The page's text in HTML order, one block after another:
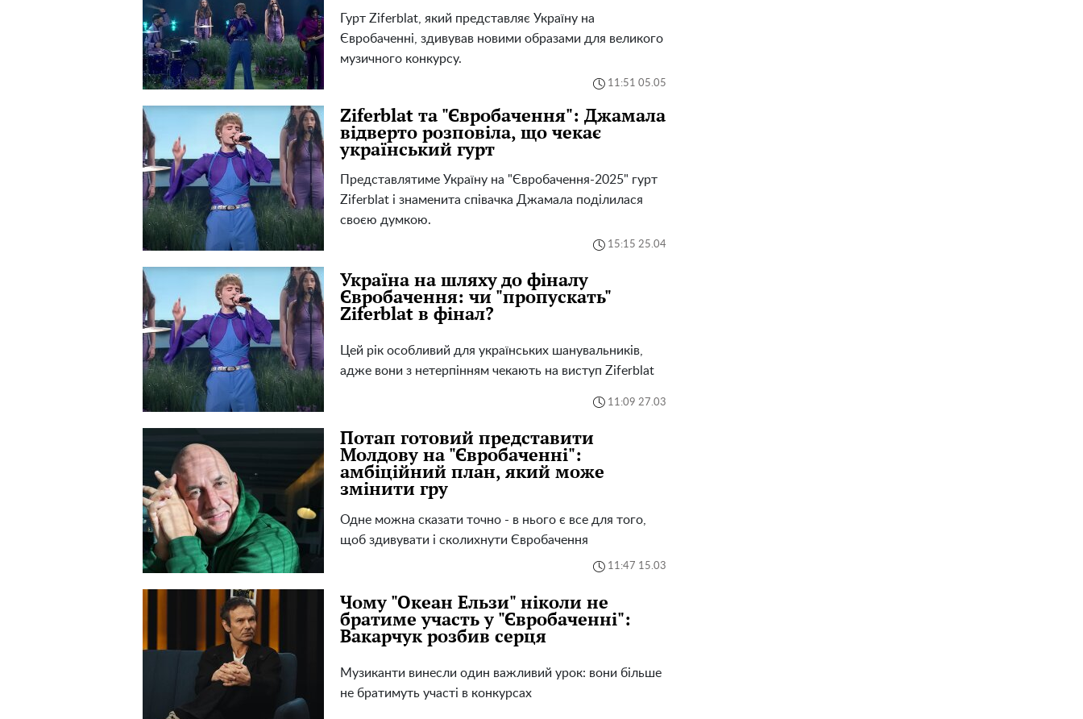
Гурт Ziferblat, який представляє Україну на
Євробаченні, здивував новими образами для великого
музичного конкурсу.
11:51 05.05
Ziferblat та "Євробачення": Джамала
відверто розповіла, що чекає
український гурт
Представлятиме Україну на "Євробачення-2025" гурт
Ziferblat і знаменита співачка Джамала поділилася
своєю думкою.
15:15 25.04
Україна на шляху до фіналу
Євробачення: чи "пропускать"
Ziferblat в фінал?
Цей рік особливий для українських шанувальників,
адже вони з нетерпінням чекають на виступ Ziferblat
11:09 27.03
Потап готовий представити
Молдову на "Євробаченні":
амбіційний план, який може
змінити гру
Одне можна сказати точно - в нього є все для того,
щоб здивувати і сколихнути Євробачення
11:47 15.03
Чому "Океан Ельзи" ніколи не
братиме участь у "Євробаченні":
Вакарчук розбив серця
Музиканти винесли один важливий урок: вони більше
не братимуть участі в конкурсах